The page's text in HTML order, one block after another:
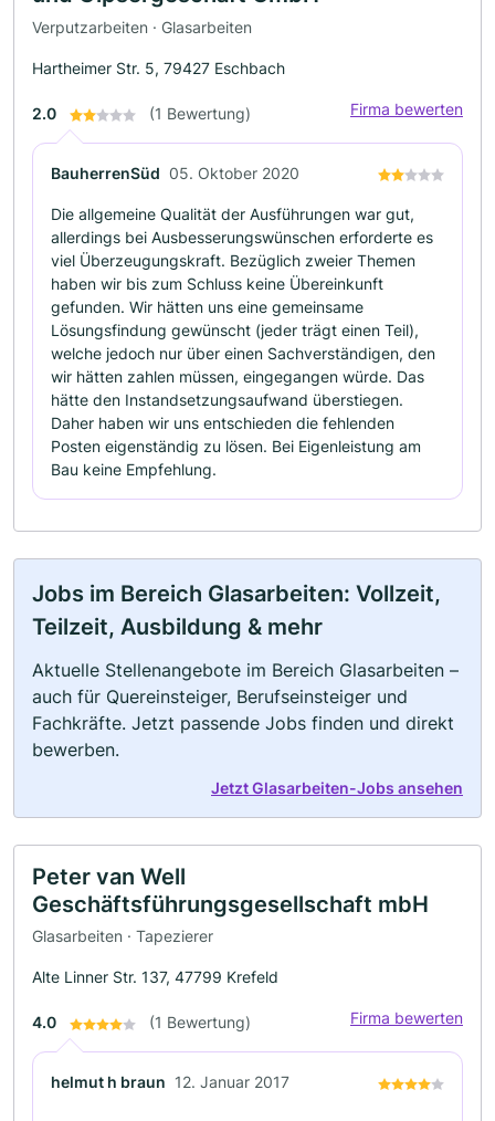
Verputzarbeiten · Glasarbeiten
Hartheimer Str. 5, 79427 Eschbach
2.0 (1 Bewertung) Firma bewerten
BauherrenSüd 05. Oktober 2020
Die allgemeine Qualität der Ausführungen war gut,
allerdings bei Ausbesserungswünschen erforderte es
viel Überzeugungskraft. Bezüglich zweier Themen
haben wir bis zum Schluss keine Übereinkunft
gefunden. Wir hätten uns eine gemeinsame
Lösungsfindung gewünscht (jeder trägt einen Teil),
welche jedoch nur über einen Sachverständigen, den
wir hätten zahlen müssen, eingegangen würde. Das
hätte den Instandsetzungsaufwand überstiegen.
Daher haben wir uns entschieden die fehlenden
Posten eigenständig zu lösen. Bei Eigenleistung am
Bau keine Empfehlung.
Jobs im Bereich Glasarbeiten: Vollzeit,
Teilzeit, Ausbildung & mehr
Aktuelle Stellenangebote im Bereich Glasarbeiten –
auch für Quereinsteiger, Berufseinsteiger und
Fachkräfte. Jetzt passende Jobs finden und direkt
bewerben.
Jetzt Glasarbeiten-Jobs ansehen
Peter van Well
Geschäftsführungsgesellschaft mbH
Glasarbeiten · Tapezierer
Alte Linner Str. 137, 47799 Krefeld
4.0 (1 Bewertung) Firma bewerten
helmut h braun 12. Januar 2017